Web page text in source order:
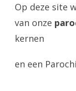
Op deze site
van onze
kernen
en een